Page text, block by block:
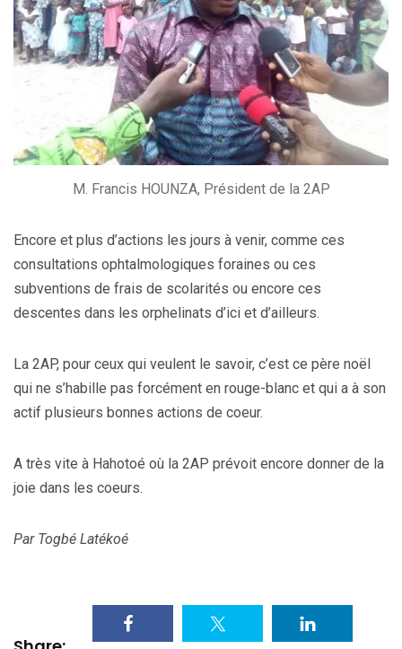
M. Francis HOUNZA, Président de la 2AP
Encore et plus d’actions les jours à venir, comme ces
consultations ophtalmologiques foraines ou ces
subventions de frais de scolarités ou encore ces
descentes dans les orphelinats d’ici et d’ailleurs.
La 2AP, pour ceux qui veulent le savoir, c’est ce père noël
qui ne s’habille pas forcément en rouge-blanc et qui a à son
actif plusieurs bonnes actions de coeur.
A très vite à Hahotoé où la 2AP prévoit encore donner de la
joie dans les coeurs.
Par Togbé Latékoé